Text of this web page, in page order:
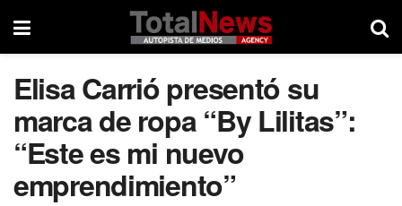
Elisa Carrió presentó su
marca de ropa “By Lilitas”:
“Este es mi nuevo
emprendimiento”